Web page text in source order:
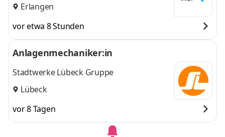
Erlangen
vor etwa 8 Stunden
Anlagenmechaniker:in
Stadtwerke Lübeck Gruppe
Lübeck
vor 8 Tagen